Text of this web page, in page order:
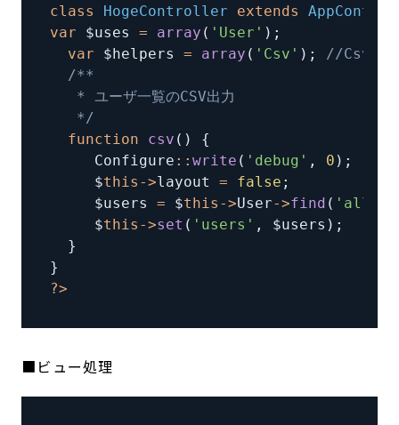
class
HogeController extends
var $uses = array ( 'User' ) ;
var $helpers = array ( 'Csv' ) ;
//
*/
function
csv ( )
{
Configure : : write ( 'debug' , 0 ) ;
$this ->layout = false ;
$users = $this ->User->find ( 'all'
$this ->set ( 'users' , $users ) ;
}
}
?>
■ビュー処理